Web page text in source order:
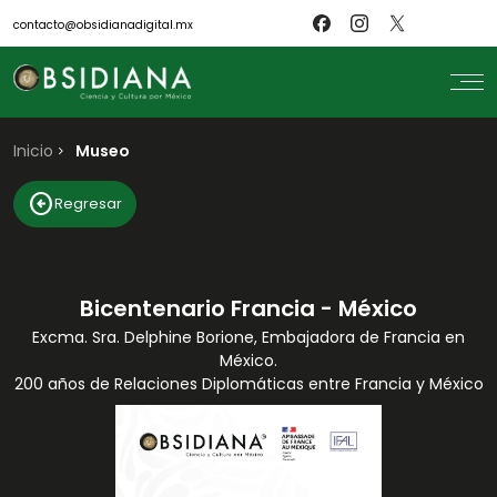
contacto@obsidianadigital.mx
search
Inicio
Nosotros
Revistas
Inicio Museo
arrow_circle_leftRegresar
Bicentenario Francia - México
Excma. Sra. Delphine Borione, Embajadora de Francia en
México.
200 años de Relaciones Diplomáticas entre Francia y México